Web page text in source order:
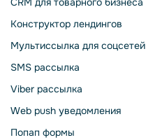
Конструктор лендингов
Мультиссылка для соцсетей
SMS рассылка
Viber рассылка
Web push уведомления
Попап формы